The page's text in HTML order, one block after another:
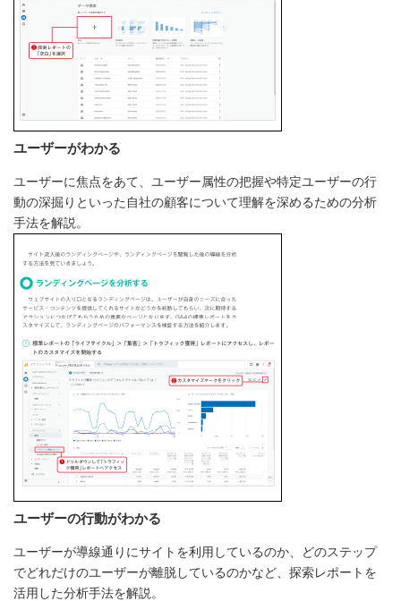
ユーザーがわかる
ユーザーに焦点をあて、ユーザー属性の把握や特定ユーザーの行
動の深掘りといった自社の顧客について理解を深めるための分析
手法を解説。
ユーザーの行動がわかる
ユーザーが導線通りにサイトを利用しているのか、どのステップ
でどれだけのユーザーが離脱しているのかなど、探索レポートを
活用した分析手法を解説。